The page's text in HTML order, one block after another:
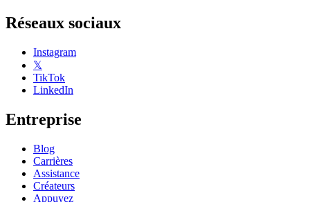
Réseaux sociaux
Instagram
𝕏
TikTok
LinkedIn
Entreprise
Blog
Carrières
Assistance
Créateurs
Appuyez